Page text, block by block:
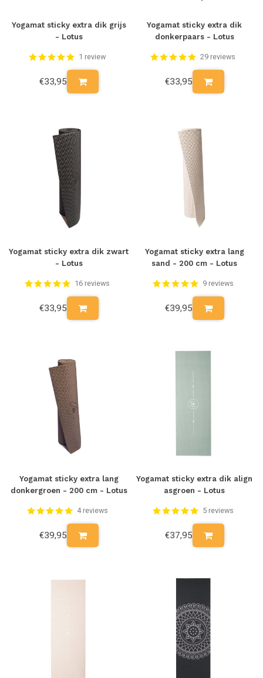
Yogamat sticky extra dik grijs
- Lotus
1 review
€33,95
Yogamat sticky extra dik
donkerpaars - Lotus
29 reviews
€33,95
Yogamat sticky extra dik zwart
- Lotus
16 reviews
€33,95
Yogamat sticky extra lang
sand - 200 cm - Lotus
9 reviews
€39,95
Yogamat sticky extra lang
donkergroen - 200 cm - Lotus
4 reviews
€39,95
Yogamat sticky extra dik align
asgroen - Lotus
5 reviews
€37,95